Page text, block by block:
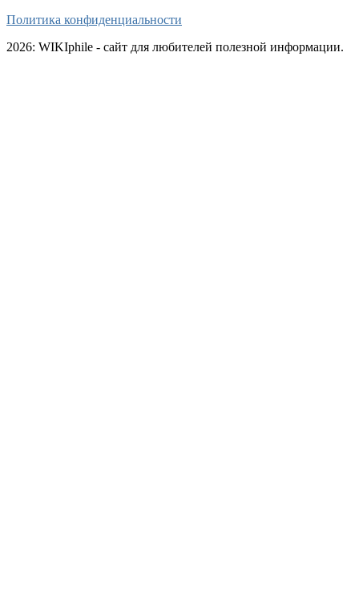
Политика конфиденциальности
2026: WIKIphile - сайт для любителей полезной информации.